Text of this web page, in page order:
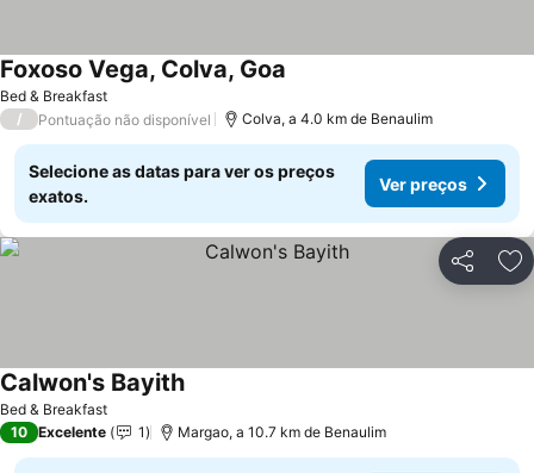
Bed & Breakfast
Foxoso Vega, Colva, Goa
/ Pontuação não disponível Colva, a 4.0 km de Benaulim
Selecione as datas para ver os preços
exatos.
Ver preços
Partilhar
Bed & Breakfast
Calwon's Bayith
10 Excelente 1 Margao, a 10.7 km de Benaulim